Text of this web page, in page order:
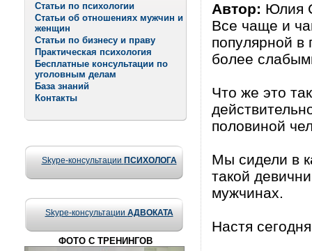
Статьи по психологии
Статьи об отношениях мужчин и
женщин
Статьи по бизнесу и праву
Практическая психология
Бесплатные консультации по
уголовным делам
База знаний
Контакты
Skype-консультации ПСИХОЛОГА
Skype-консультации АДВОКАТА
ФОТО С ТРЕНИНГОВ
Автор: Юлия
Все чаще и
популярной в
более
Что же это
половиной
Мы сидели в
такой
мужчинах.
Настя